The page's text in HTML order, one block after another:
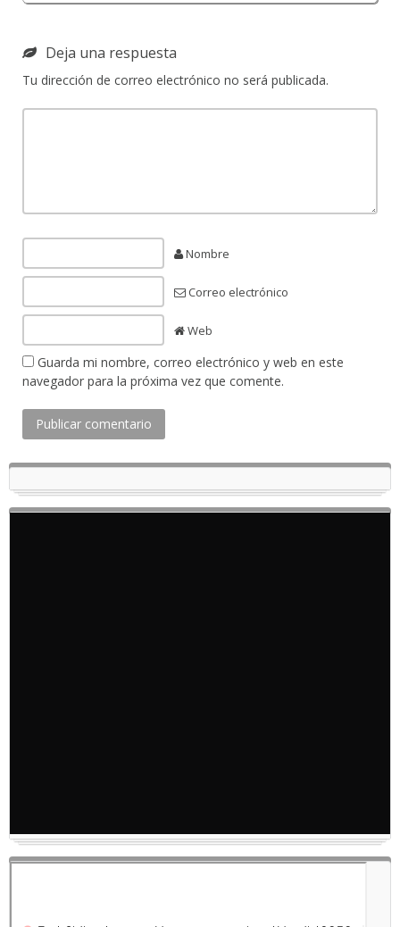
Deja una respuesta
Tu dirección de correo electrónico no será publicada.
Nombre
Correo electrónico
Web
Guarda mi nombre, correo electrónico y web en este
navegador para la próxima vez que comente.